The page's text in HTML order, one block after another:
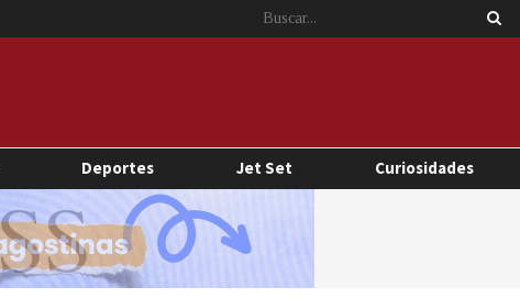
Deportes Jet Set Curiosidades